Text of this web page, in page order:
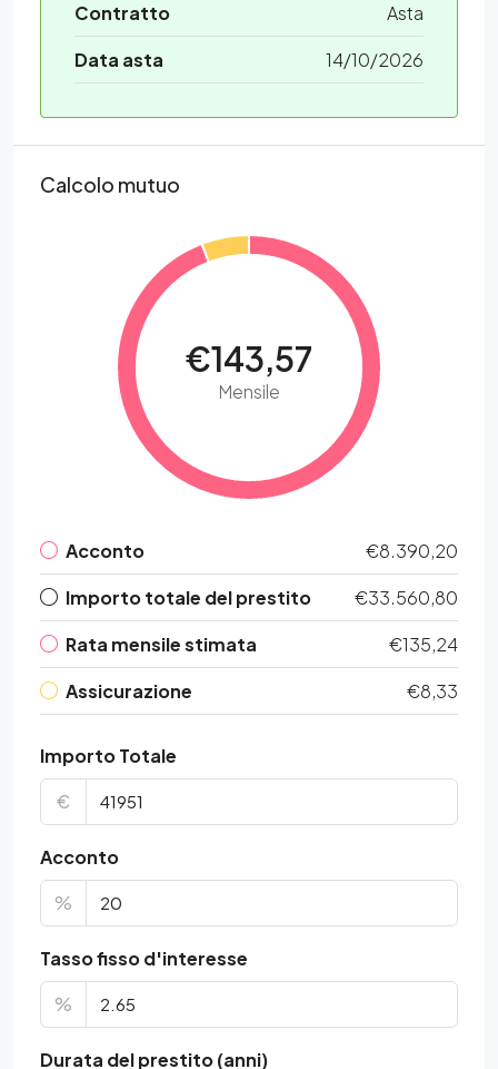
Contratto
Asta
Data asta
14/10/2026
Calcolo mutuo
€143,57
Mensile
Acconto
€8.390,20
Importo totale del prestito
€33.560,80
Rata mensile stimata
€135,24
Assicurazione
€8,33
Importo Totale
€
Acconto
%
Tasso fisso d'interesse
%
Durata del prestito (anni)